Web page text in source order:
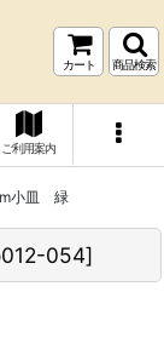
カート 商品検索
ご利用案内
小皿 緑
054]